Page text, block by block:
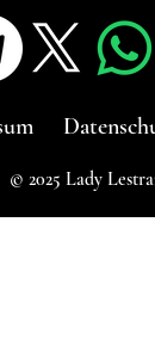
© 2025 Lady